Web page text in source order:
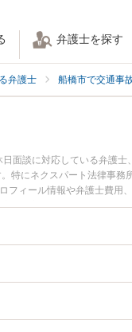
弁護士を探す
弁護士 船橋市で交通事
面談に対応している弁護
特にネクスパート法律事
ィール情報や弁護士費用
績豊富な近くの弁護士を